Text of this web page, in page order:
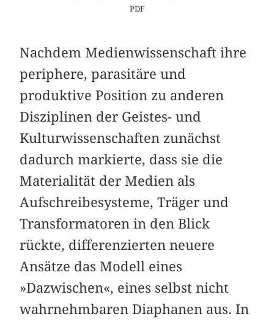
PDF
Nachdem Medienwissenschaft ihre
periphere, parasitäre und
produktive Position zu anderen
Disziplinen der Geistes- und
Kulturwissenschaften zunächst
dadurch markierte, dass sie die
Materialität der Medien als
Aufschreibesysteme, Träger und
Transformatoren in den Blick
rückte, differenzierten neuere
Ansätze das Modell eines
»Dazwischen«, eines selbst nicht
wahrnehmbaren Diaphanen aus. In